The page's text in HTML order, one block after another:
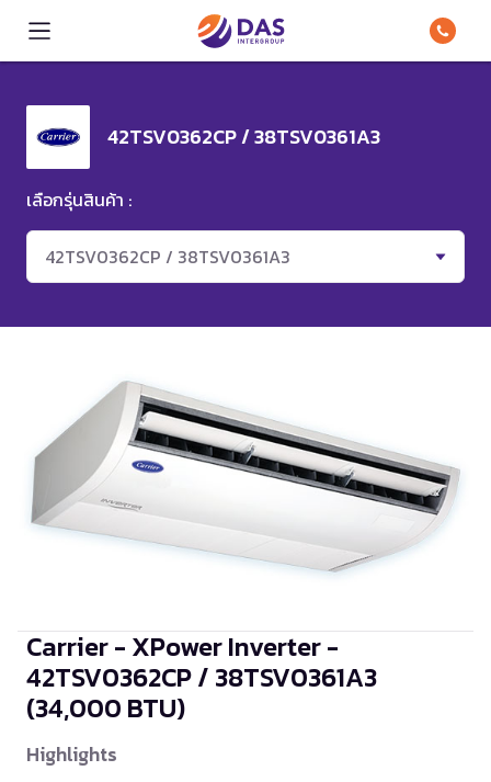
42TSV0362CP / 38TSV0361A3
เลือกรุ่นสินค้า :
42TSV0362CP / 38TSV0361A3
Carrier - XPower Inverter -
42TSV0362CP / 38TSV0361A3
(34,000 BTU)
Highlights